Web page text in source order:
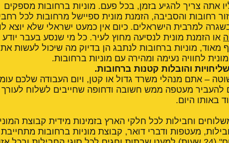
אתה צריך להגיע בזמן, בכל פעם. מוניות ברחובות מספקים
רחובות והסביבה, הזמנת מונית ספיישל מרחובות לכל
למרבית הישראלים. כיום אין כמעט ישראלי שלא יוצא לו
או הזמנת מונית לנסיעה מחוץ לעיר. כל מי שנסע בעבר יודע
מאוד, מוניות ברחובות לנתבג הן בדיוק מה שיכול לעשות את
לחוויה נעימה ומהירה עם מוניות ברחובות.
והובלות קטנות ברחובות.
– אתם מנהלי משרד גדול או קטן, ויום העבודה שלכם
להעביר מעטפה ממש חשובה ודחופה שחייבים לשלוח לעורך
באותו היום.
וחבילות לכל חלקי הארץ בזמינות מידית קבוצת
מעטפות ודברי דואר, קבוצת מוניות ברחובות מתחייבת